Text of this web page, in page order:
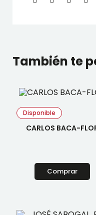
También te
Disponible
CARLOS BACA-
Comprar